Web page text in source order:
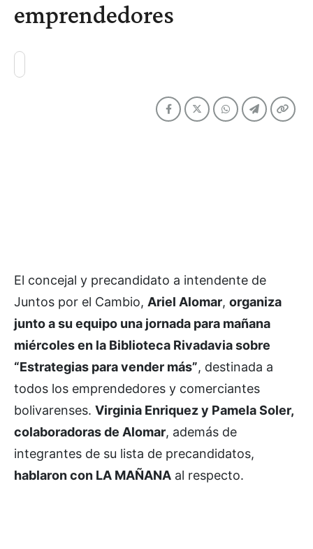
emprendedores
El concejal y precandidato a intendente de
Juntos por el Cambio, Ariel Alomar, organiza
junto a su equipo una jornada para mañana
miércoles en la Biblioteca Rivadavia sobre
“Estrategias para vender más”, destinada a
todos los emprendedores y comerciantes
bolivarenses. Virginia Enriquez y Pamela Soler,
colaboradoras de Alomar, además de
integrantes de su lista de precandidatos,
hablaron con LA MAÑANA al respecto.